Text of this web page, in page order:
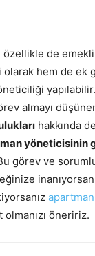
de
hem de ek
almayı
hakkında
yöneticisinin
görev ve
olmanızı öneririz.